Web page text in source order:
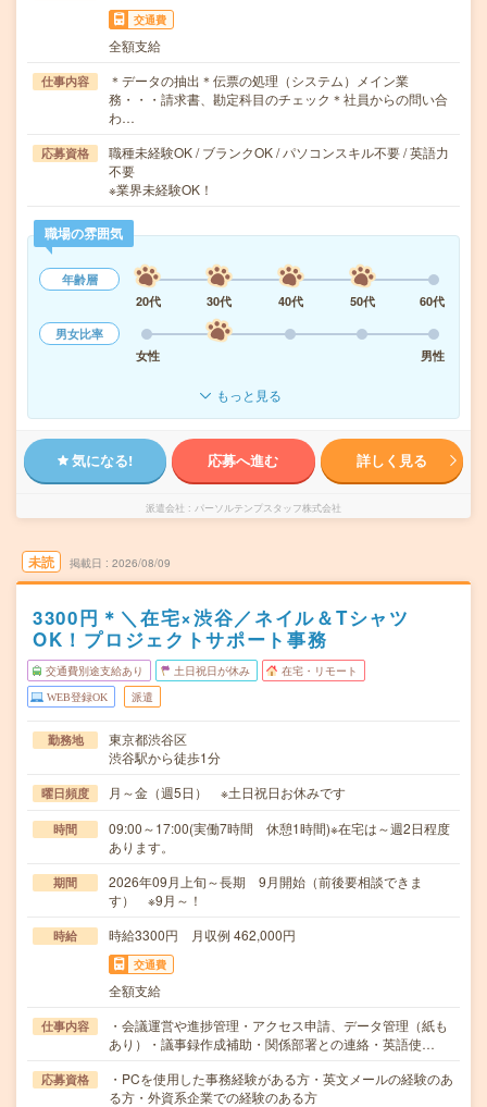
交通費
全額支給
仕事内容
＊データの抽出＊伝票の処理（システム）メイン業
務・・・請求書、勘定科目のチェック＊社員からの問い合
わ…
応募資格
職種未経験OK / ブランクOK / パソコンスキル不要 / 英語力
不要
※業界未経験OK！
職場の雰囲気
年齢層
20代
30代 40代 50代
60代
男女比率
女性
男性
もっと見る
気になる! 応募へ進む 詳しく見る
派遣会社 パーソルテンプスタッフ株式会社
未読 掲載日 2026/08/09
3300円＊＼在宅×渋谷／ネイル＆Tシャツ
OK！プロジェクトサポート事務
交通費別途支給あり 土日祝日が休み 在宅・リモート
WEB登録OK 派遣
勤務地
東京都渋谷区
渋谷駅から徒歩1分
曜日頻度 月～金（週5日） ※土日祝日お休みです
時間
09:00～17:00(実働7時間 休憩1時間)※在宅は～週2日程度
あります。
期間
2026年09月上旬～長期 9月開始（前後要相談できま
す） ※9月～！
時給 時給3300円 月収例 462,000円
交通費
全額支給
仕事内容
・会議運営や進捗管理・アクセス申請、データ管理（紙も
あり）・議事録作成補助・関係部署との連絡・英語使…
応募資格
・PCを使用した事務経験がある方・英文メールの経験のあ
る方・外資系企業での経験のある方